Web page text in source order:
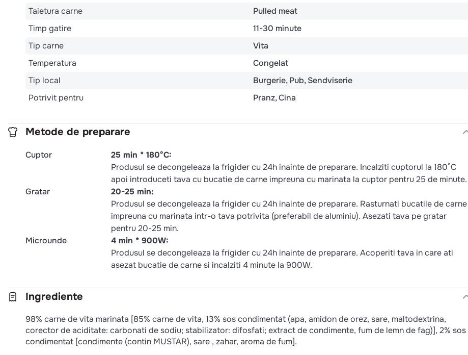
Taietura carne
Pulled meat
Timp gatire
11-30 minute
Tip carne
Vita
Temperatura
Congelat
Tip local
Burgerie Pub Sendviserie
Potrivit pentru
Pranz Cina
Metode de preparare
Cuptor
25 min * 180°C:
Produsul se decongeleaza la frigider cu 24h inainte de preparare. Incalziti cuptorul la 180°C
apoi introduceti tava cu bucatie de carne impreuna cu marinata la cuptor pentru 25 de minute.
Gratar
20-25 min:
Produsul se decongeleaza la frigider cu 24h inainte de preparare. Rasturnati bucatile de carne
impreuna cu marinata intr-o tava potrivita (preferabil de aluminiu). Asezati tava pe gratar
pentru 20-25 min.
Microunde
4 min * 900W:
Produsul se decongeleaza la frigider cu 24h inainte de preparare. Acoperiti tava in care ati
asezat bucatie de carne si incalziti 4 minute la 900W.
Ingrediente
98% carne de vita marinata [85% carne de vita, 13% sos condimentat (apa, amidon de orez, sare, maltodextrina,
corector de aciditate: carbonati de sodiu; stabilizator: difosfati; extract de condimente, fum de lemn de fag)], 2% sos
condimentat [condimente (contin MUSTAR), sare , zahar, aroma de fum].